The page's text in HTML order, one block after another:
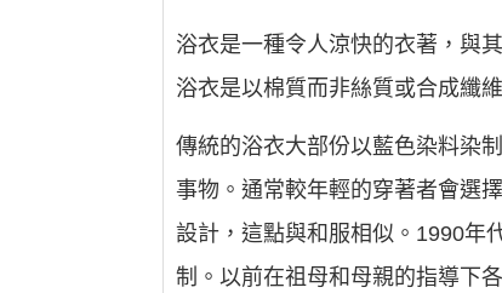
浴衣是一種令人涼快的衣著，與
浴衣是以棉質而非絲質或合成纖
傳統的浴衣大部份以藍色染料染
事物。通常較年輕的穿著者會選
設計，這點與和服相似。1990年
制。以前在祖母和母親的指導下